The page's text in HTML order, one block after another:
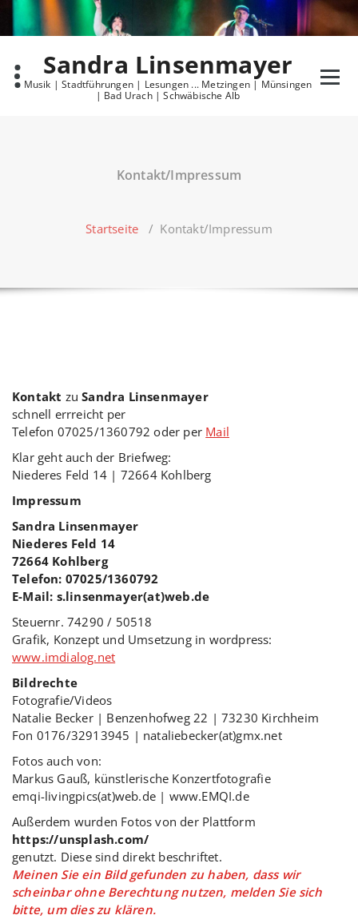
content
Sandra Linsenmayer
Musik | Stadtführungen | Lesungen ... Metzingen | Münsingen
| Bad Urach | Schwäbische Alb
Kontakt/Impressum
Startseite / Kontakt/Impressum
Kontakt zuSandra Linsenmayer
schnell errreicht per
Telefon 07025/1360792 oder per Mail
Klar geht auch der Briefweg:
Niederes Feld 14 | 72664 Kohlberg
Impressum
Sandra Linsenmayer
Niederes Feld 14
72664 Kohlberg
Telefon: 07025/1360792
E-Mail: s.linsenmayer(at)web.de
Steuernr. 74290 / 50518
Grafik, Konzept und Umsetzung in wordpress:
www.imdialog.net
Bildrechte
Fotografie/Videos
Natalie Becker | Benzenhofweg 22 | 73230 Kirchheim
Fon 0176/32913945 | nataliebecker(at)gmx.net
Fotos auch von:
Markus Gauß, künstlerische Konzertfotografie
emqi-livingpics(at)web.de | www.EMQI.de
Außerdem wurden Fotos von der Plattform
https://unsplash.com/
genutzt. Diese sind direkt beschriftet.
Meinen Sie ein Bild gefunden zu haben, dass wir
scheinbar ohne Berechtung nutzen, melden Sie sich
bitte, um dies zu klären.